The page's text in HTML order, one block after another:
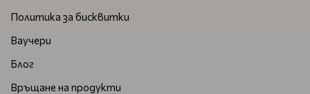
Политика за бисквитки
Ваучери
Блог
Връщане на продукти